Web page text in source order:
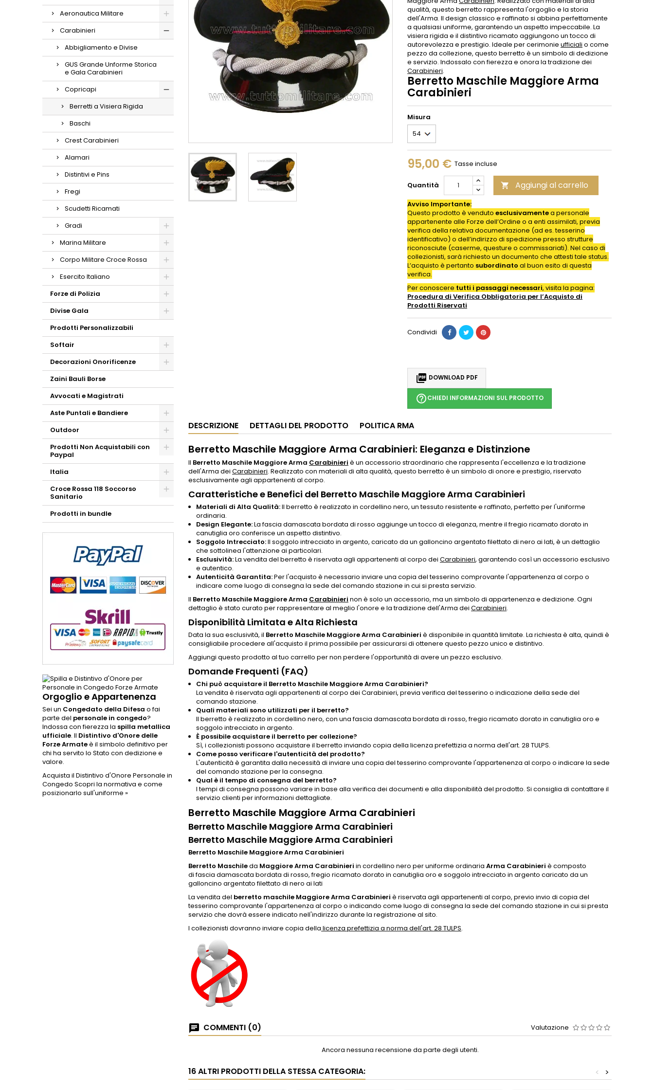
Aeronautica Militare
Carabinieri
Abbigliamento e Divise
GUS Grande Unforme Storica
e Gala Carabinieri
Copricapi
Berretti a Visiera Rigida
Baschi
Crest Carabinieri
Alamari
Distintivi e Pins
Fregi
Scudetti Ricamati
Gradi
Marina Militare
Corpo Militare Croce Rossa
Esercito Italiano
Forze di Polizia
Divise Gala
Prodotti Personalizzabili
Softair
Decorazioni Onorificenze
Zaini Bauli Borse
Avvocati e Magistrati
Aste Puntali e Bandiere
Outdoor
Prodotti Non Acquistabili con
Paypal
Italia
Croce Rossa 118 Soccorso
Sanitario
Prodotti in bundle
Orgoglio e Appartenenza
Sei un Congedato della Difesa o fai
parte del personale in congedo?
Indossa con fierezza la spilla metallica
ufficiale. Il Distintivo d'Onore delle
Forze Armateè il simbolo definitivo per
chi ha servito lo Stato con dedizione e
valore.
Acquista il Distintivo d'Onore Personale in
Congedo Scopri la normativa e come
posizionarlo sull'uniforme »
qualità, questo berretto rappresenta l'orgoglio e la storia
dell'Arma. Il design classico e raffinato si abbina perfettamente
a qualsiasi uniforme, garantendo un aspetto impeccabile. La
visiera rigida e il distintivo ricamato aggiungono un tocco di
autorevolezza e prestigio. Ideale per cerimonie ufficiali o come
pezzo da collezione, questo berretto è un simbolo di dedizione
e servizio. Indossalo con fierezza e onora la tradizione dei
Carabinieri.
Berretto Maschile Maggiore Arma
Carabinieri
Misura
95,00 € Tasse incluse
Quantità  Aggiungi al carrello
Avviso Importante:
Questo prodotto è venduto esclusivamentea personale
appartenente alle Forze dell’Ordine o a enti assimilati, previa
verifica della relativa documentazione (ad es. tesserino
identificativo) o dell’indirizzo di spedizione presso strutture
riconosciute (caserme, questure o commissariati). Nel caso di
collezionisti, sarà richiesto un documento che attesti tale status.
L’acquisto è pertanto subordinato al buon esito di questa
verifica.
Per conoscere tutti i passaggi necessari, visita la pagina:
Procedura di Verifica Obbligatoria per l’Acquisto di
Prodotti Riservati
Condividi
 DOWNLOAD PDF
help_outlineCHIEDI INFORMAZIONI SUL PRODOTTO
DESCRIZIONE DETTAGLI DEL PRODOTTO POLITICA RMA
Berretto Maschile Maggiore Arma Carabinieri: Eleganza e Distinzione
Il Berretto Maschile Maggiore Arma Carabinieri è un accessorio straordinario che rappresenta l'eccellenza e la tradizione
dell'Arma dei Carabinieri. Realizzato con materiali di alta qualità, questo berretto è un simbolo di onore e prestigio, riservato
esclusivamente agli appartenenti al corpo.
Caratteristiche e Benefici del Berretto Maschile Maggiore Arma Carabinieri
Materiali di Alta Qualità:Il berretto è realizzato in cordellino nero, un tessuto resistente e raffinato, perfetto per l'uniforme
ordinaria.
Design Elegante:La fascia damascata bordata di rosso aggiunge un tocco di eleganza, mentre il fregio ricamato dorato in
canutiglia oro conferisce un aspetto distintivo.
Soggolo Intrecciato:Il soggolo intrecciato in argento, caricato da un galloncino argentato filettato di nero ai lati, è un dettaglio
che sottolinea l'attenzione ai particolari.
Esclusività:La vendita del berretto è riservata agli appartenenti al corpo dei Carabinieri, garantendo così un accessorio esclusivo
e autentico.
Autenticità Garantita:Per l'acquisto è necessario inviare una copia del tesserino comprovante l'appartenenza al corpo o
indicare come luogo di consegna la sede del comando stazione in cui si presta servizio.
Il Berretto Maschile Maggiore Arma Carabinieri non è solo un accessorio, ma un simbolo di appartenenza e dedizione. Ogni
dettaglio è stato curato per rappresentare al meglio l'onore e la tradizione dell'Arma dei Carabinieri.
Disponibilità Limitata e Alta Richiesta
Data la sua esclusività, il Berretto Maschile Maggiore Arma Carabinieri è disponibile in quantità limitate. La richiesta è alta, quindi è
consigliabile procedere all'acquisto il prima possibile per assicurarsi di ottenere questo pezzo unico e distintivo.
Aggiungi questo prodotto al tuo carrello per non perdere l'opportunità di avere un pezzo esclusivo.
Domande Frequenti (FAQ)
Chi può acquistare il Berretto Maschile Maggiore Arma Carabinieri?
La vendita è riservata agli appartenenti al corpo dei Carabinieri, previa verifica del tesserino o indicazione della sede del
comando stazione.
Quali materiali sono utilizzati per il berretto?
Il berretto è realizzato in cordellino nero, con una fascia damascata bordata di rosso, fregio ricamato dorato in canutiglia oro e
soggolo intrecciato in argento.
È possibile acquistare il berretto per collezione?
Sì, i collezionisti possono acquistare il berretto inviando copia della licenza prefettizia a norma dell'art. 28 TULPS.
Come posso verificare l'autenticità del prodotto?
L'autenticità è garantita dalla necessità di inviare una copia del tesserino comprovante l'appartenenza al corpo o indicare la sede
del comando stazione per la consegna.
Qual è il tempo di consegna del berretto?
I tempi di consegna possono variare in base alla verifica dei documenti e alla disponibilità del prodotto. Si consiglia di contattare il
servizio clienti per informazioni dettagliate.
Berretto Maschile Maggiore Arma Carabinieri
Berretto Maschile Maggiore Arma Carabinieri
Berretto Maschile Maggiore Arma Carabinieri
Berretto Maschile Maggiore Arma Carabinieri
Berretto Maschileda Maggiore Arma Carabinieri in cordellino nero per uniforme ordinaria Arma Carabinieri è composto
di fascia damascata bordata di rosso, fregio ricamato dorato in canutiglia oro e soggolo intrecciato in argento caricato da un
galloncino argentato filettato di nero ai lati
La vendita del berretto maschile Maggiore Arma Carabinieri è riservata agli appartenenti al corpo, previo invio di copia del
tesserino comprovante l'appartenenza al corpo o indicando come luogo di consegna la sede del comando stazione in cui si presta
servizio che dovrà essere indicato nell'indirizzo durante la registrazione al sito.
I collezionisti dovranno inviare copia della licenza prefettizia a norma dell'art. 28 TULPS.
COMMENTI (0) Valutazione
Ancora nessuna recensione da parte degli utenti.
16 ALTRI PRODOTTI DELLA STESSA CATEGORIA: >
<